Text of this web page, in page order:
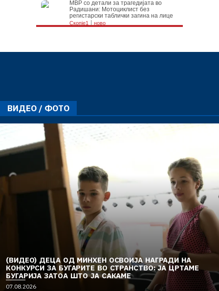
ВИДЕО / ФОТО
(ВИДЕО) ДЕЦА ОД МИНХЕН ОСВОИЈА НАГРАДИ НА
КОНКУРСИ ЗА БУГАРИТЕ ВО СТРАНСТВО: ЈА ЦРТАМЕ
БУГАРИЈА ЗАТОА ШТО ЈА САКАМЕ
07.08.2026